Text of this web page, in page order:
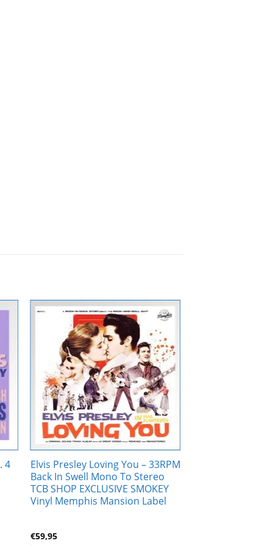
4
Zur
Wunschliste
hinzufügen
Elvis Presley Loving You – 33RPM
Back In Swell Mono To Stereo
TCB SHOP EXCLUSIVE SMOKEY
Vinyl Memphis Mansion Label
€59,95